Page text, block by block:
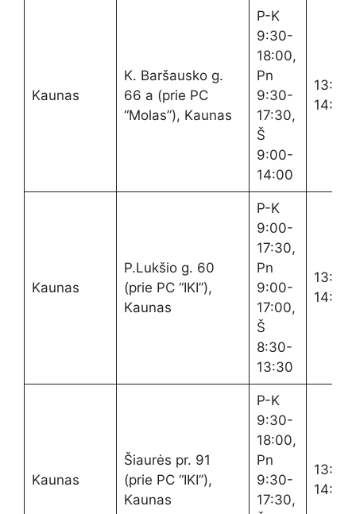
Kaunas
K. Baršausko g.
66 a (prie PC
“Molas”), Kaunas
P-K
9:30-
18:00,
Pn
9:30-
17:30,
Š
9:00-
14:00
13:30-
14:30
Kaunas
P.Lukšio g. 60
(prie PC “IKI”),
Kaunas
P-K
9:00-
17:30,
Pn
9:00-
17:00,
Š
8:30-
13:30
13:00-
14:00
Kaunas
Šiaurės pr. 91
(prie PC “IKI”),
Kaunas
P-K
9:30-
18:00,
Pn
9:30-
17:30,
13:30-
14:30